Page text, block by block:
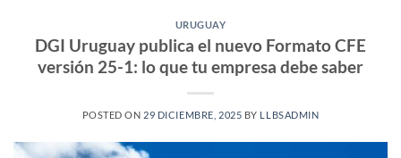
URUGUAY
DGI Uruguay publica el nuevo Formato CFE
versión 25-1: lo que tu empresa debe saber
POSTED ON 29 DICIEMBRE, 2025 BY LLBSADMIN